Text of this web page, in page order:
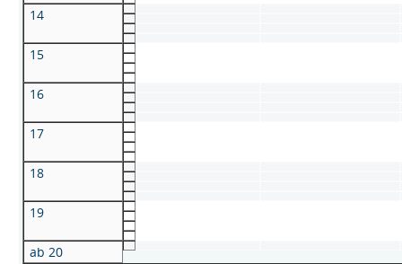
14
15
16
17
18
19
ab 20